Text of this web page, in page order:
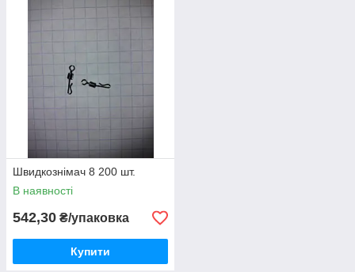
Швидкознімач 8 200 шт.
В наявності
542,30 ₴/упаковка
Купити